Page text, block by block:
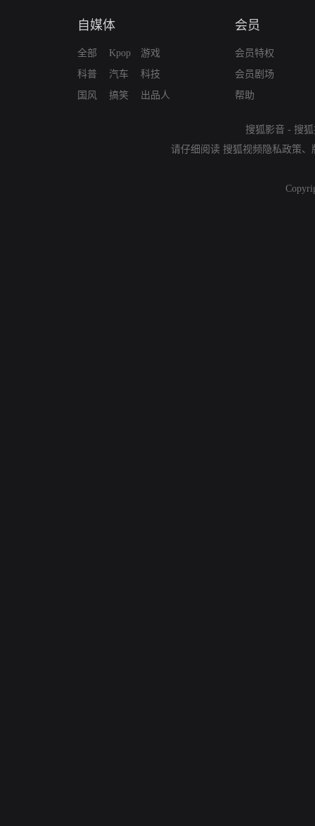
自媒体
全部
科普
国风
Kpop
汽车
搞笑
游戏
科技
出品人
会员
会员特权
会员剧场
帮助
搜狐影音 - 搜
请仔细阅读 搜狐视频隐私政策、